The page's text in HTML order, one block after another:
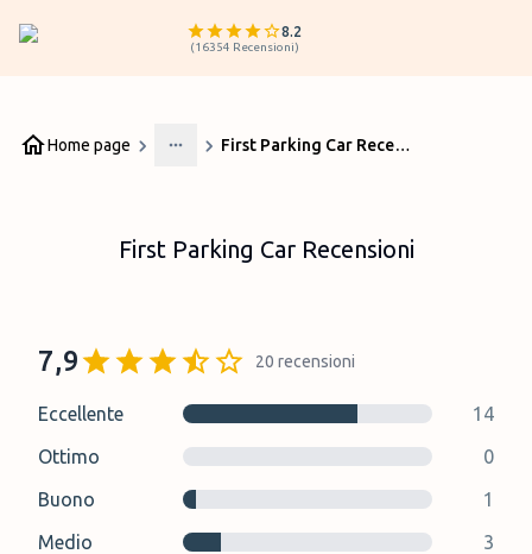
8.2
(16354 Recensioni)
Home page
More
First Parking Car Recensioni
First Parking Car Recensioni
7,9 20 recensioni
Eccellente
14
Ottimo
0
Buono
1
Medio
3